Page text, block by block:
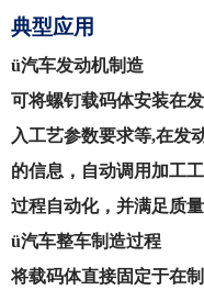
典型应用
ü汽车发动机制造
可将螺钉载码体安装在
入工艺参数要求等,在发
的信息，自动调用加工
过程自动化，并满足质量
ü汽车整车制造过程
将载码体直接固定于在